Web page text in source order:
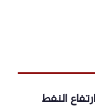
النفط